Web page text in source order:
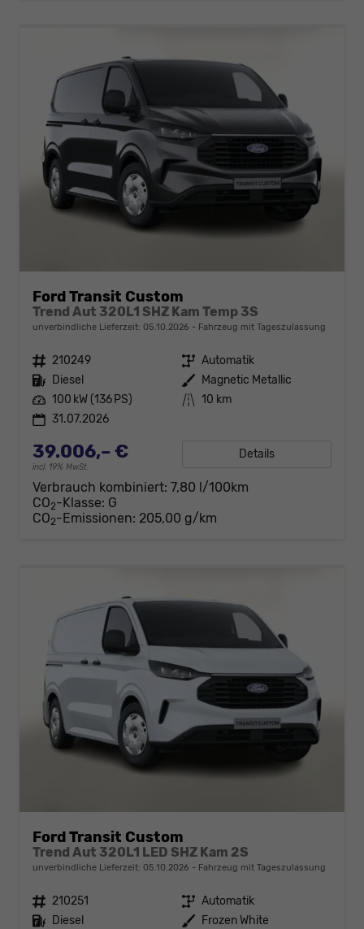
Ford Transit Custom
Trend Aut 320L1 SHZ Kam Temp 3S
unverbindliche Lieferzeit: 05.10.2026 Fahrzeug mit Tageszulassung
Fahrzeugnr. 210249 Getriebe Automatik
Kraftstoff Diesel Außenfarbe Magnetic Metallic
Leistung 100 kW (136 PS) Kilometerstand 10 km
31.07.2026
39.006,– €
incl. 19% MwSt.
Details
Verbrauch kombiniert: 7,80 l/100km
CO2-Klasse: G
CO2-Emissionen: 205,00 g/km
Ford Transit Custom
Trend Aut 320L1 LED SHZ Kam 2S
unverbindliche Lieferzeit: 05.10.2026 Fahrzeug mit Tageszulassung
Fahrzeugnr. 210251 Getriebe Automatik
Kraftstoff Diesel Außenfarbe Frozen White